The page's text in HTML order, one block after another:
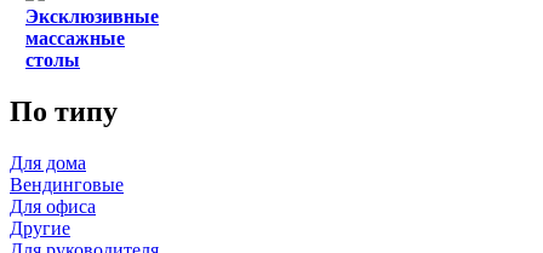
Эксклюзивные
массажные
столы
По типу
Для дома
Вендинговые
Для офиса
Другие